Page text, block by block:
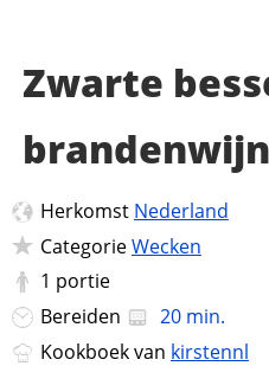
Zwarte
brandenwijn
Herkomst Nederland
CategorieWecken
1 portie
Bereiden
20 min.
Kookboek van kirstennl